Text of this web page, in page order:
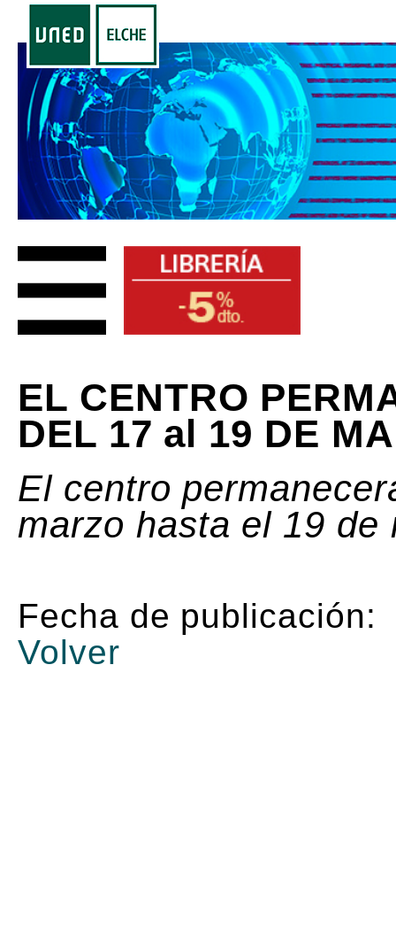
EL CENTRO
DEL 17 al 19 DE
El centro
marzo hasta el 19
Fecha de publicación:
Volver